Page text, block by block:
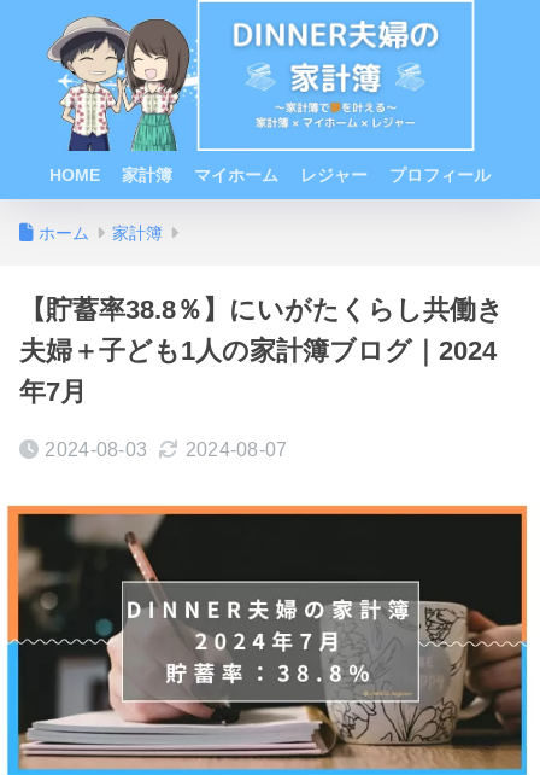
HOME 家計簿 マイホーム レジャー プロフィール
ホーム 家計簿
【貯蓄率38.8％】にいがたくらし共働き
夫婦＋子ども1人の家計簿ブログ｜2024
年7月
2024-08-03 2024-08-07